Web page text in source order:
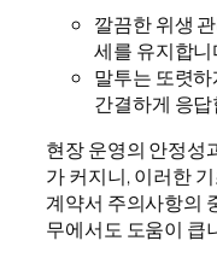
깔끔한 위생
세를 유지합니
말투는 또렷
간결하게 응
현장 운영의 안정성
가 커지니, 이러한
계약서 주의사항의
무에서도 도움이 큽